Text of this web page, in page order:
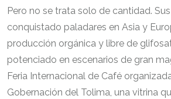
Pero no se trata solo de cantidad.
conquistado paladares en Asia y
producción orgánica y libre de
potenciado en escenarios de gran
Feria Internacional de Café
Gobernación del Tolima, una vitrina